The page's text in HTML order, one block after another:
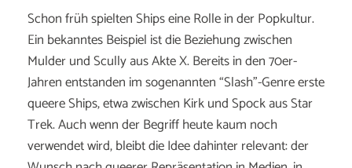
Schon früh spielten Ships eine Rolle in der Popkultur.
Ein bekanntes Beispiel ist die Beziehung zwischen
Mulder und Scully aus Akte X. Bereits in den 70er-
Jahren entstanden im sogenannten “Slash”-Genre erste
queere Ships, etwa zwischen Kirk und Spock aus Star
Trek. Auch wenn der Begriff heute kaum noch
verwendet wird, bleibt die Idee dahinter relevant: der